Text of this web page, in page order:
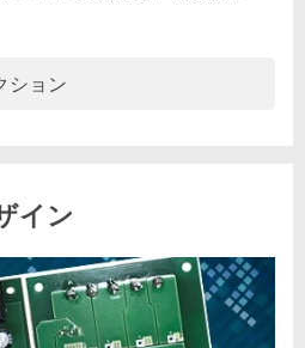
ション
イン